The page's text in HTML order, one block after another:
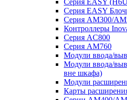
Серия EASY
Серия EASY
Серия AM300/
Контроллеры
Серия AC800
Серия AM760
Модули ввода/
Модули ввода/
вне шкафа)
Модули
Карты